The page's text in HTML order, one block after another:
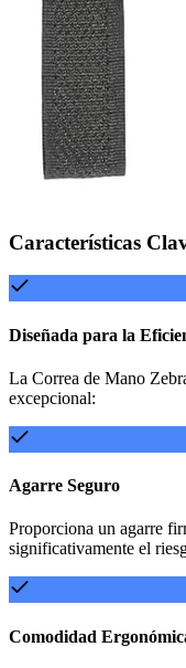
Características
Diseñada para la
La Correa de Mano
excepcional:
Agarre Seguro
Proporciona un agarre
significativamente el
Comodidad